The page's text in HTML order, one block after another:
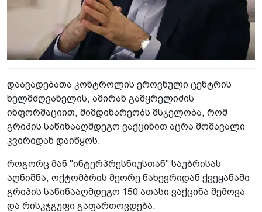
დაავადებათა კონტროლის ეროვნული ცენტრის
ხელმძღვანელის, ამირან გამყრელიძის
ინფორმაციით, მიმდინარეობს მსჯელობა, რომ
გრიპის საწინააღმდეგო ვაქცინით აცრა მომავალი
კვირიდან დაიწყოს.
როგორც მან "ინტერპრესნიუსთან" საუბრისას
აღნიშნა, ოქტომბრის მეორე ნახევრიდან ქვეყანაში
გრიპის საწინააღმდეგო 150 ათასი ვაქცინა შემოვა
და რისკჯგუფი გაფართოვდება.